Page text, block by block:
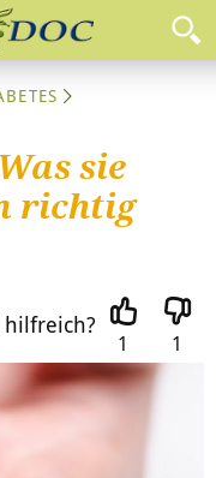
sie
richtig
1 1